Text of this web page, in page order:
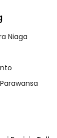
Niaga